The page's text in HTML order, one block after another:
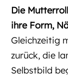
Die
ihre Form,
Gleichzeitig
zurück, die
Selbstbild